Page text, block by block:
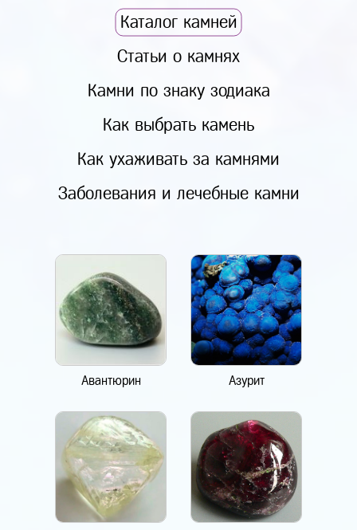
Каталог камней
Статьи о камнях
Камни по знаку зодиака
Как выбрать камень
Как ухаживать за камнями
Заболевания и лечебные камни
Авантюрин Азурит